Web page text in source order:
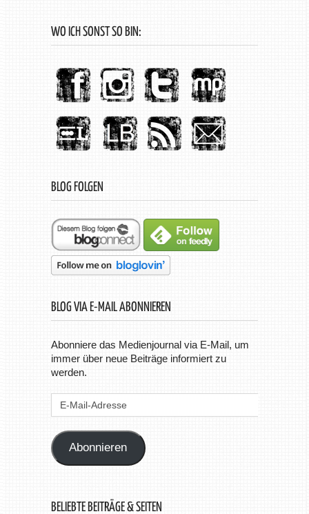
WO ICH SONST SO BIN:
BLOG FOLGEN
BLOG VIA E-MAIL ABONNIEREN
Abonniere das Medienjournal via E-Mail, um
immer über neue Beiträge informiert zu
werden.
Abonnieren
BELIEBTE BEITRÄGE & SEITEN